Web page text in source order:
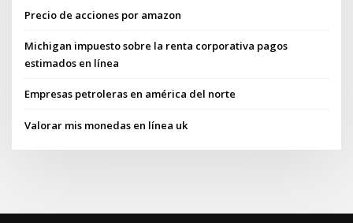
Precio de acciones por amazon
Michigan impuesto sobre la renta corporativa pagos
estimados en línea
Empresas petroleras en américa del norte
Valorar mis monedas en línea uk